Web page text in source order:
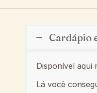
Cardápio
Disponível aqui
Lá você